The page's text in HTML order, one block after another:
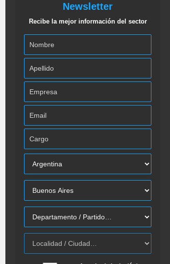
Newsletter
Recibe la mejor información del sector